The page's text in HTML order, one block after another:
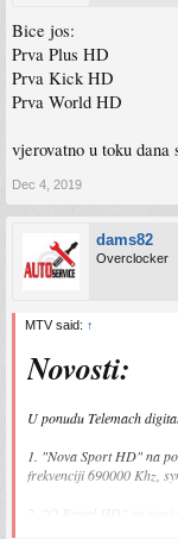
Bice jos:
Prva Plus HD
Prva Kick HD
Prva World HD
vjerovatno u toku dana
Dec 4, 2019
dams82
Overclocker
MTV said: ↑
Novosti:
U ponudu Telemach
1. "Nova Sport HD" na
frekvenciji 690000 Khz,
2. "O Kanal HD" na
666000 Khz, symbol rate